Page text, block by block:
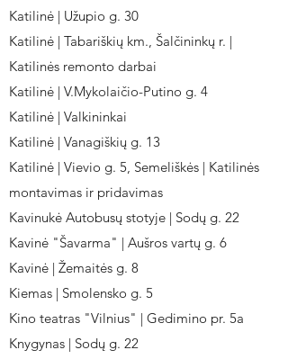
Katilinė | Užupio g. 30
Katilinė | Tabariškių km., Šalčininkų r. |
Katilinės remonto darbai
Katilinė | V.Mykolaičio-Putino g. 4
Katilinė | Valkininkai
Katilinė | Vanagiškių g. 13
Katilinė | Vievio g. 5, Semeliškės | Katilinės
montavimas ir pridavimas
Kavinukė Autobusų stotyje | Sodų g. 22
Kavinė "Šavarma" | Aušros vartų g. 6
Kavinė | Žemaitės g. 8
Kiemas | Smolensko g. 5
Kino teatras "Vilnius" | Gedimino pr. 5a
Knygynas | Sodų g. 22